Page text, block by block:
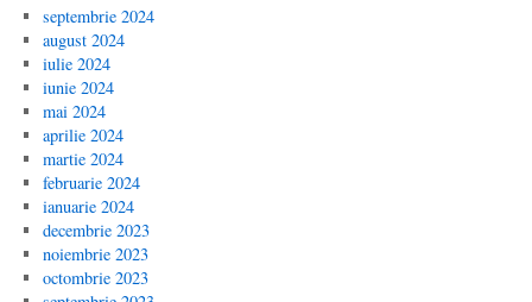
septembrie 2024
august 2024
iulie 2024
iunie 2024
mai 2024
aprilie 2024
martie 2024
februarie 2024
ianuarie 2024
decembrie 2023
noiembrie 2023
octombrie 2023